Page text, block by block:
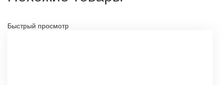
Быстрый просмотр